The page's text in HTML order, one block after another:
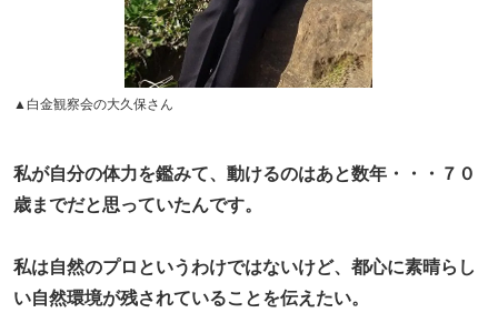
▲白金観察会の大久保さん
私が自分の体力を鑑みて、動けるのはあと数年・・・７０
歳までだと思っていたんです。
私は自然のプロというわけではないけど、都心に素晴らし
い自然環境が残されていることを伝えたい。